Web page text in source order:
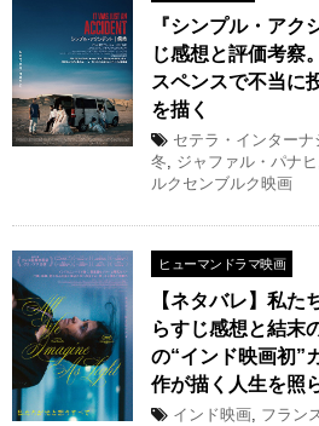
『シンプル・アク
じ感想と評価考察
スペンスで不当に
を描く
セテラ・インターナ
冬, ジャファル・パナヒ
ルクセンブルク映画
ヒューマンドラマ映画
【ネタバレ】私た
らすじ感想と結末
の“インド映画初”
作が描く人生を照
インド映画, フラン